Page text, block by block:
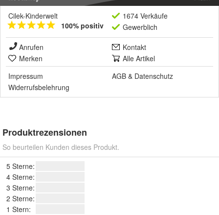
Cilek-Kinderwelt
100% positiv
1674 Verkäufe
Gewerblich
Anrufen
Kontakt
Merken
Alle Artikel
Impressum
AGB & Datenschutz
Widerrufsbelehrung
Produktrezensionen
So beurteilen Kunden dieses Produkt.
5 Sterne:
4 Sterne:
3 Sterne:
2 Sterne:
1 Stern: